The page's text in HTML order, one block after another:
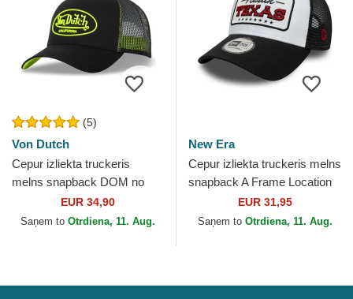
(5)
Von Dutch
Cepur izliekta truckeris
melns snapback DOM no
Von DutchEUR 34,90
Saņem to Otrdiena, 11. Aug.
New Era
Cepur izliekta truckeris melns
snapback A Frame Location
no Austin Ciudades y Playas
Texas no New...
EUR 31,95
Saņem to Otrdiena, 11. Aug.